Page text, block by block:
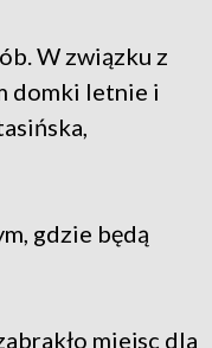
W związku z
domki letnie i
gdzie będą
miejsc dla